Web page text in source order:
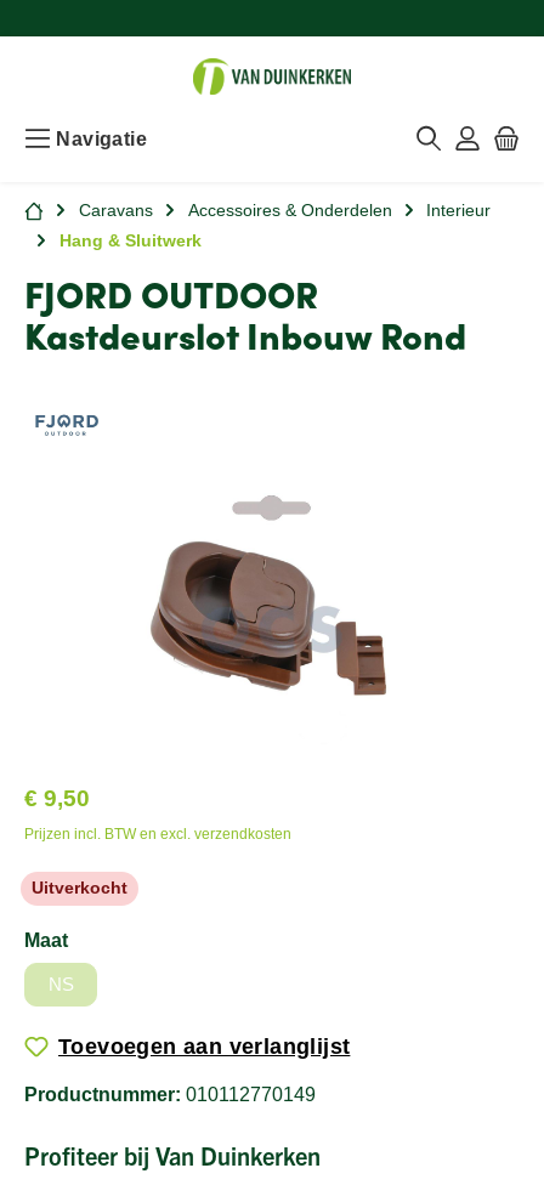
Navigatie
Caravans Accessoires & Onderdelen
Interieur
Hang & Sluitwerk
FJORD OUTDOOR
Kastdeurslot Inbouw Rond
€ 9,50
Prijzen incl. BTW en excl. verzendkosten
Uitverkocht
Maat
NS
Toevoegen aan verlanglijst
Productnummer: 010112770149
Profiteer bij Van Duinkerken